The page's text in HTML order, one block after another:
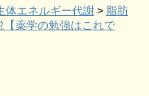
体エネルギー代謝 > 脂肪
薬学の勉強はこれで